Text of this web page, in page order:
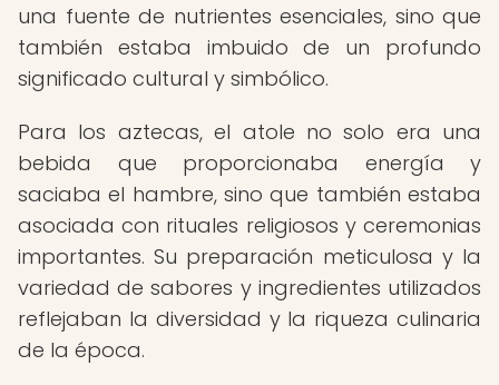
una fuente de nutrientes esenciales, sino que
también estaba imbuido de un profundo
significado cultural y simbólico.
Para los aztecas, el atole no solo era una
bebida que proporcionaba energía y
saciaba el hambre, sino que también estaba
asociada con rituales religiosos y ceremonias
importantes. Su preparación meticulosa y la
variedad de sabores y ingredientes utilizados
reflejaban la diversidad y la riqueza culinaria
de la época.